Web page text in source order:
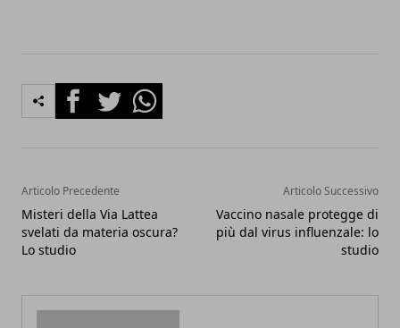
FacebookTwitterWhatsapp
Articolo Precedente
Misteri della Via Lattea
svelati da materia oscura?
Lo studio
Articolo Successivo
Vaccino nasale protegge di
più dal virus influenzale: lo
studio